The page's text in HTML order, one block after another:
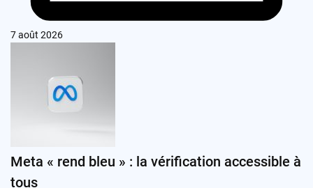
7 août 2026
Meta « rend bleu » : la vérification accessible à
tous